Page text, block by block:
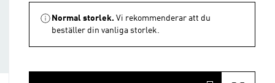
Normal storlek. Vi rekommenderar att du
beställer din vanliga storlek.